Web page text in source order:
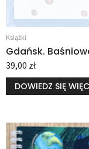
Książki
Gdańsk.
39,00 zł
DOWIEDZ SIĘ